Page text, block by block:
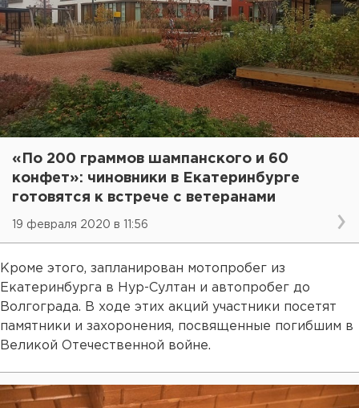
«По 200 граммов шампанского и 60
конфет»: чиновники в Екатеринбурге
готовятся к встрече с ветеранами
19 февраля 2020 в 11:56
Кроме этого, запланирован мотопробег из
Екатеринбурга в Нур-Султан и автопробег до
Волгограда. В ходе этих акций участники посетят
памятники и захоронения, посвященные погибшим в
Великой Отечественной войне.